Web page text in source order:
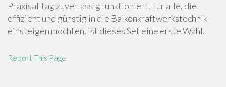
Praxisalltag zuverlässig funktioniert. Für alle, die
effizient und günstig in die Balkonkraftwerkstechnik
einsteigen möchten, ist dieses Set eine erste Wahl.
Report This Page